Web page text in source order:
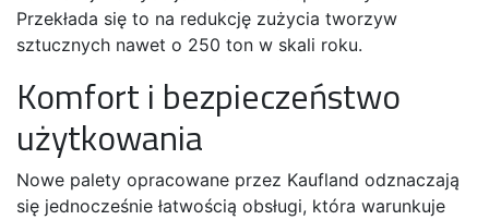
Przekłada się to na redukcję zużycia tworzyw
sztucznych nawet o 250 ton w skali roku.
Komfort i bezpieczeństwo
użytkowania
Nowe palety opracowane przez Kaufland odznaczają
się jednocześnie łatwością obsługi, która warunkuje